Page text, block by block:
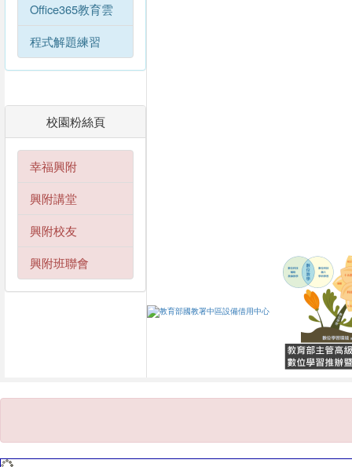
Office365教育雲
程式解題練習
校園粉絲頁
幸福興附
興附講堂
興附校友
興附班聯會